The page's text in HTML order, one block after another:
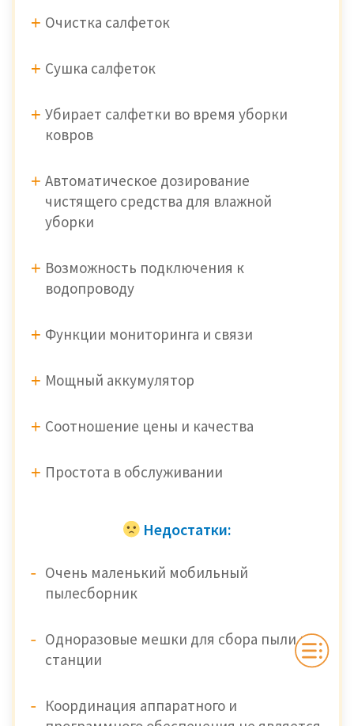
Очистка салфеток
Сушка салфеток
Убирает салфетки во время уборки
ковров
Автоматическое дозирование
чистящего средства для влажной
уборки
Возможность подключения к
водопроводу
Функции мониторинга и связи
Мощный аккумулятор
Соотношение цены и качества
Простота в обслуживании
Недостатки:
Очень маленький мобильный
пылесборник
Одноразовые мешки для сбора пыли на
станции
Координация аппаратного и